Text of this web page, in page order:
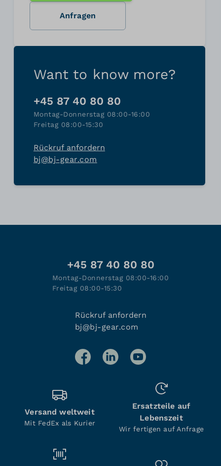
Anfragen
Want to know more?
+45 87 40 80 80
Montag-Donnerstag 08:00-16:00
Freitag 08:00-15:30
Rückruf anfordern
bj@bj-gear.com
+45 87 40 80 80
Montag-Donnerstag 08:00-16:00
Freitag 08:00-15:30
Rückruf anfordern
bj@bj-gear.com
Versand weltweit
Mit FedEx als Kurier
Ersatzteile auf
Lebenszeit
Wir fertigen auf Anfrage